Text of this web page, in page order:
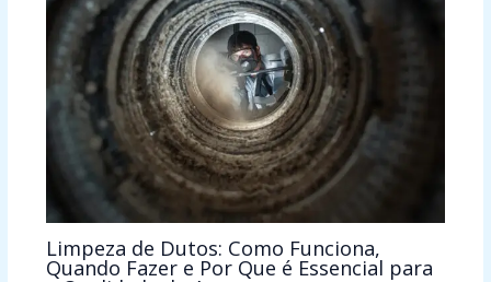
Limpeza de Dutos: Como Funciona,
Quando Fazer e Por Que é Essencial para